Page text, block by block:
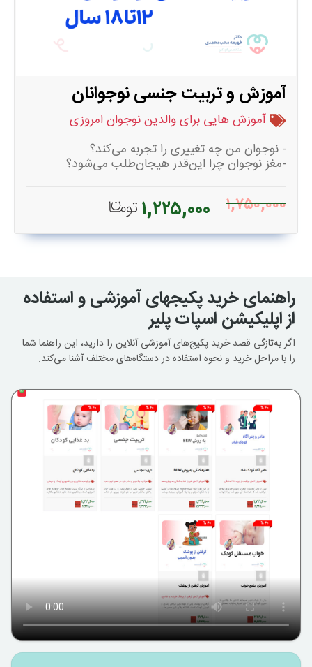
آموزش و تربیت جنسی نوجوانان
آموزش هایی برای والدین نوجوان امروزی
- نوجوان من چه تغییری را تجربه می‌کند؟
-مغز نوجوان چرا این‌قدر هیجان‌طلب می‌شود؟
- مرزها، رضایت و نه گفتن
- بلوغ دختران و پسران
- فضای مجازی، پورنوگرافی و تربیت جنسی پنهان
- چطور با نوجوان درباره مسائل جنسی حرف بزنیم؟
۱,۷۵۰,۰۰۰ ۱,۲۲۵,۰۰۰
راهنمای خرید پکیجهای آموزشی و استفاده
از اپلیکیشن اسپات پلیر
اگر به‌تازگی قصد خرید پکیج‌های آموزشی آنلاین را دارید، این راهنما شما
را با مراحل خرید و نحوه استفاده در دستگاه‌های مختلف آشنا می‌کند.